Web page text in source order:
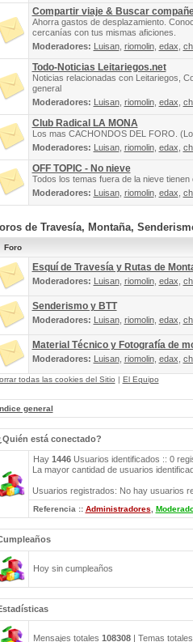
Compartir viaje & Buscar
Ahorra gastos de desplazamiento.
cercanías con tus mismas aficiones.
Moderadores: Luisan, riomolin, edax
Todo-Noticias Leitariegos.net
Noticias relacionadas con Leitariegos,
general
Moderadores: Luisan, riomolin, edax
Club Radical LA MONA
Los mas CACHONDOS DEL FORO.
Moderadores: Luisan, riomolin, edax
OFF TOPIC - No nieve
Todos los temas fuera de la nieve tienen
Moderadores: Luisan, riomolin, edax
de Travesía, Montaña,
Foro
Esquí de Travesía y Rutas de
Moderadores: Luisan, riomolin, edax
Senderismo y BTT
Moderadores: Luisan, riomolin, edax
Material Técnico y Fotografía de
Moderadores: Luisan, riomolin, edax
todas las cookies del Sitio | El Equipo
general
está conectado?
Hay 1446Usuarios identificados :: 0
La mayor cantidad de usuarios
Usuarios registrados: No hay usuarios
Referencia :: Administradores
Hoy sin cumpleaños
Mensajes totales 108308| Temas totales